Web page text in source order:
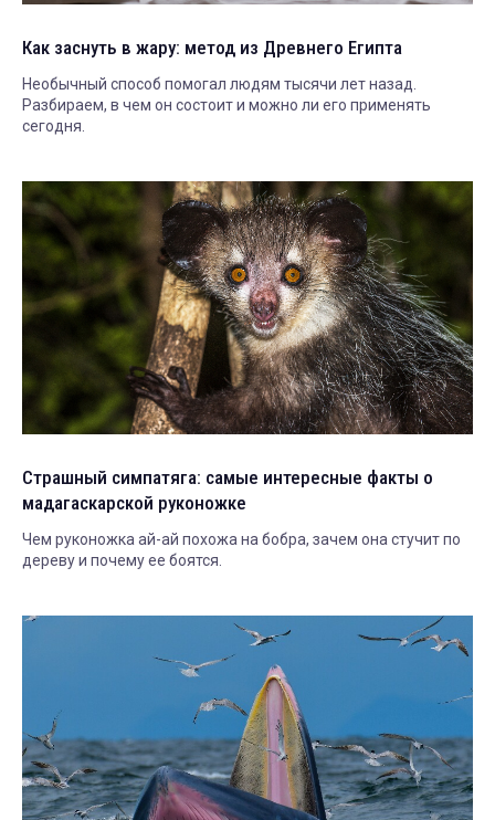
Как заснуть в жару: метод из Древнего Египта
Необычный способ помогал людям тысячи лет назад.
Разбираем, в чем он состоит и можно ли его применять
сегодня.
Страшный симпатяга: самые интересные факты о
мадагаскарской руконожке
Чем руконожка ай-ай похожа на бобра, зачем она стучит по
дереву и почему ее боятся.